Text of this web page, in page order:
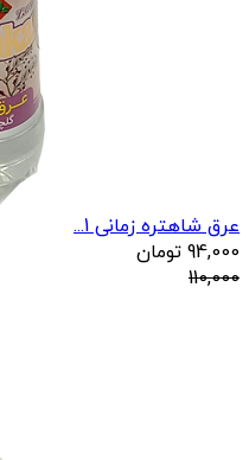
عرق شاهتره زمانی 1...
94,000 تومان
110,000